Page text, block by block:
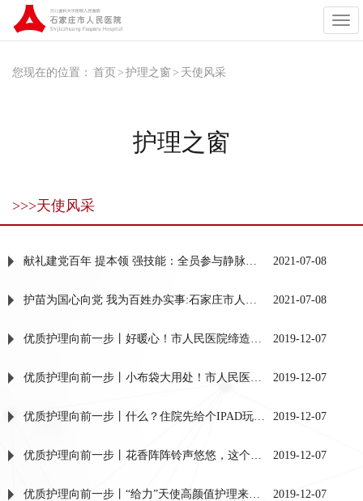
展
开
您现在的位置： 首页 > 护理之窗 > 天使风采
护理之窗
>>>天使风采
2021-07-08
2021-07-08
2019-12-07
2019-12-07
2019-12-07
2019-12-07
2019-12-07